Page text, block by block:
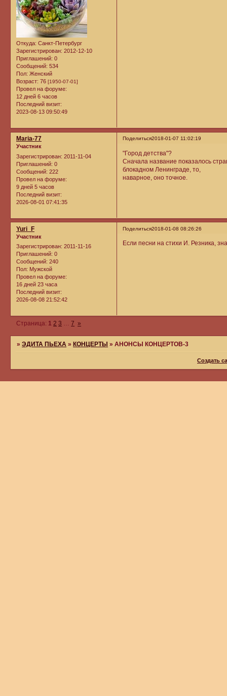
Откуда: Санкт-Петербург
Зарегистрирован: 2012-12-10
Приглашений: 0
Сообщений: 534
Пол: Женский
Возраст: 76 [1950-07-01]
Провел на форуме:
12 дней 6 часов
Последний визит:
2023-08-13 09:50:49
Поделиться2018-01-07 11:02:19
Maria-77
Участник
Зарегистрирован: 2011-11-04
Приглашений: 0
Сообщений: 222
Провел на форуме:
9 дней 5 часов
Последний визит:
2026-08-01 07:41:35
"Город детства"?
Сначала название показалось
блокадном Ленинграде, то,
наварное, оно точное.
Поделиться2018-01-08 08:26:26
Yuri_F
Участник
Зарегистрирован: 2011-11-16
Приглашений: 0
Сообщений: 240
Пол: Мужской
Провел на форуме:
16 дней 23 часа
Последний визит:
2026-08-08 21:52:42
Если песни на стихи И. Резника,
Страница: 1 2 3 7 »
»ЭДИТА ПЬЕХА » КОНЦЕРТЫ »АНОНСЫ КОНЦЕРТОВ-3
Создать